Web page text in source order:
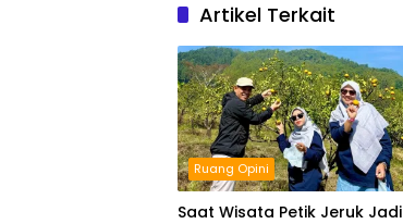
Artikel Terkait
Ruang Opini
Saat Wisata Petik Jeruk Jadi